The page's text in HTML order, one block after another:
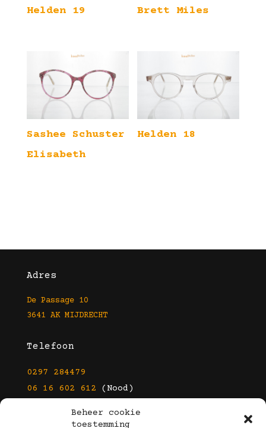
Beheer cookie
toestemming
Helden 19 Brett Miles
Sashee Schuster
Elisabeth
Helden 18
Adres
De Passage 10
3641 AK MIJDRECHT
Telefoon
0297 284479
06 16 602 612 (Nood)